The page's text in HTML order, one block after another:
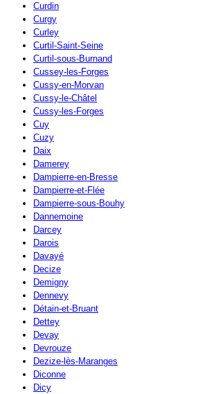
Curdin
Curgy
Curley
Curtil-Saint-Seine
Curtil-sous-Burnand
Cussey-les-Forges
Cussy-en-Morvan
Cussy-le-Châtel
Cussy-les-Forges
Cuy
Cuzy
Daix
Damerey
Dampierre-en-Bresse
Dampierre-et-Flée
Dampierre-sous-Bouhy
Dannemoine
Darcey
Darois
Davayé
Decize
Demigny
Dennevy
Détain-et-Bruant
Dettey
Devay
Devrouze
Dezize-lès-Maranges
Diconne
Dicy